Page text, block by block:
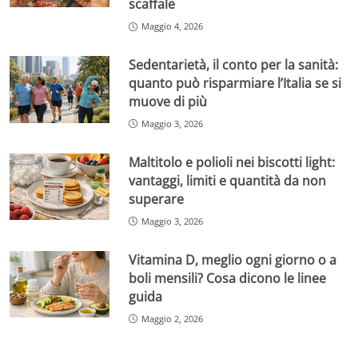
scaffale
Maggio 4, 2026
Sedentarietà, il conto per la sanità:
quanto può risparmiare l’Italia se si
muove di più
Maggio 3, 2026
Maltitolo e polioli nei biscotti light:
vantaggi, limiti e quantità da non
superare
Maggio 3, 2026
Vitamina D, meglio ogni giorno o a
boli mensili? Cosa dicono le linee
guida
Maggio 2, 2026